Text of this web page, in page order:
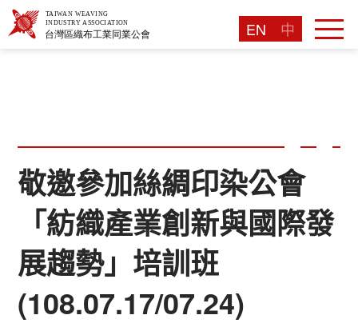
EN 中
敬邀參加絲綢印染公會
「紡織產業創新與國際發
展趨勢」培訓班
(108.07.17/07.24)